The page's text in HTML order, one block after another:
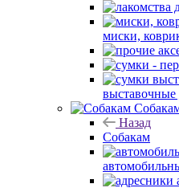
миски,
выставочные
Назад
Собакам